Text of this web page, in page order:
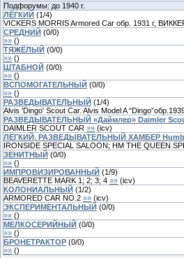
Подфорумы: до 1940 г.
ЛЁГКИЙ (1/4)
VICKERS MORRIS Armored Car обр. 1931 г,
СРЕДНИЙ (0/0)
»» ()
ТЯЖЁЛЫЙ (0/0)
»» ()
ШТАБНОЙ (0/0)
»» ()
ВСПОМОГАТЕЛЬНЫЙ (0/0)
»» ()
РАЗВЕДЫВАТЕЛЬНЫЙ (1/4)
Alvis 'Dingo' Scout Car. Alvis Model A
РАЗВЕДЫВАТЕЛЬНЫЙ «Даймлер» Daimler
DAIMLER SCOUT CAR »» (icv)
ЛЁГКИЙ, РАЗВЕДЫВАТЕЛЬНЫЙ ХАМБЕР
IRONSIDE SPECIAL SALOON; HM THE QUEEN
ЗЕНИТНЫЙ (0/0)
»» ()
ИМПРОВИЗИРОВАННЫЙ (1/9)
BEAVERETTE MARK 1; 2; 3; 4 »» (icv)
КОЛОНИАЛЬНЫЙ (1/2)
ARMORED CAR NO.2 »» (icv)
ЭКСПЕРИМЕНТАЛЬНЫЙ (0/0)
»» ()
МЕЛКОСЕРИЙНЫЙ (0/0)
»» ()
БРОНЕТРАКТОР (0/0)
»» ()